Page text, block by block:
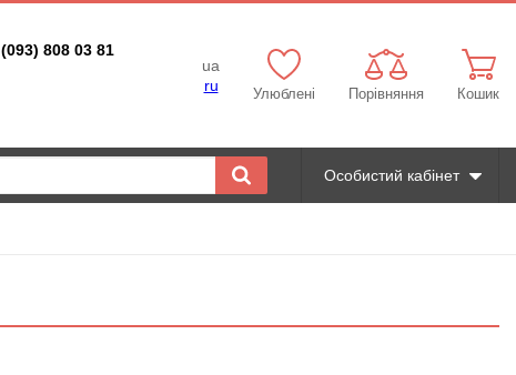
(093) 808 03 81
ua
ru
Улюблені Порівняння Кошик
Особистий кабінет